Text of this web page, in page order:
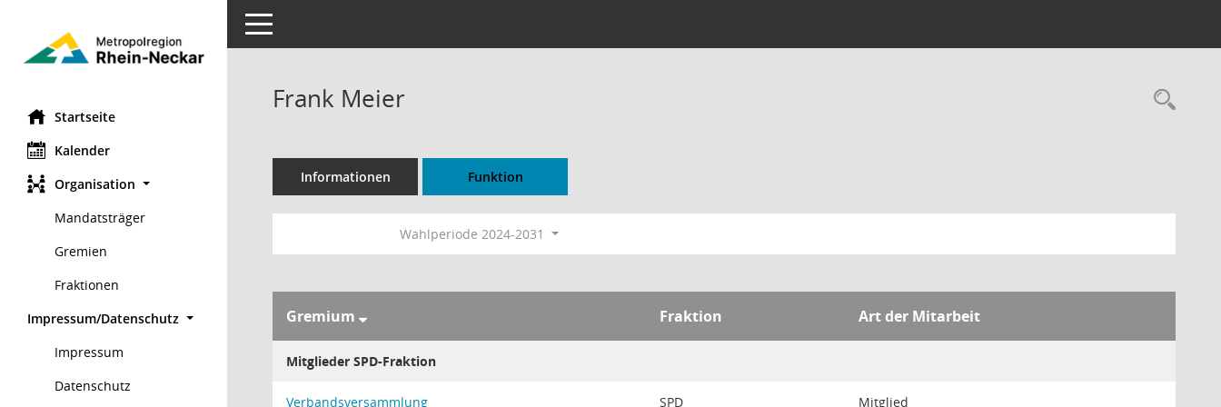
Startseite
Kalender
Organisation
Mandatsträger
Gremien
Fraktionen
Impressum/Datenschutz
Impressum
Datenschutz
Toggle navigation
Frank Meier
Informationen Funktion
Wahlperiode 2024-2031
Gremium Fraktion Art der Mitarbeit
Mitglieder SPD-Fraktion
Verbandsversammlung SPD Mitglied